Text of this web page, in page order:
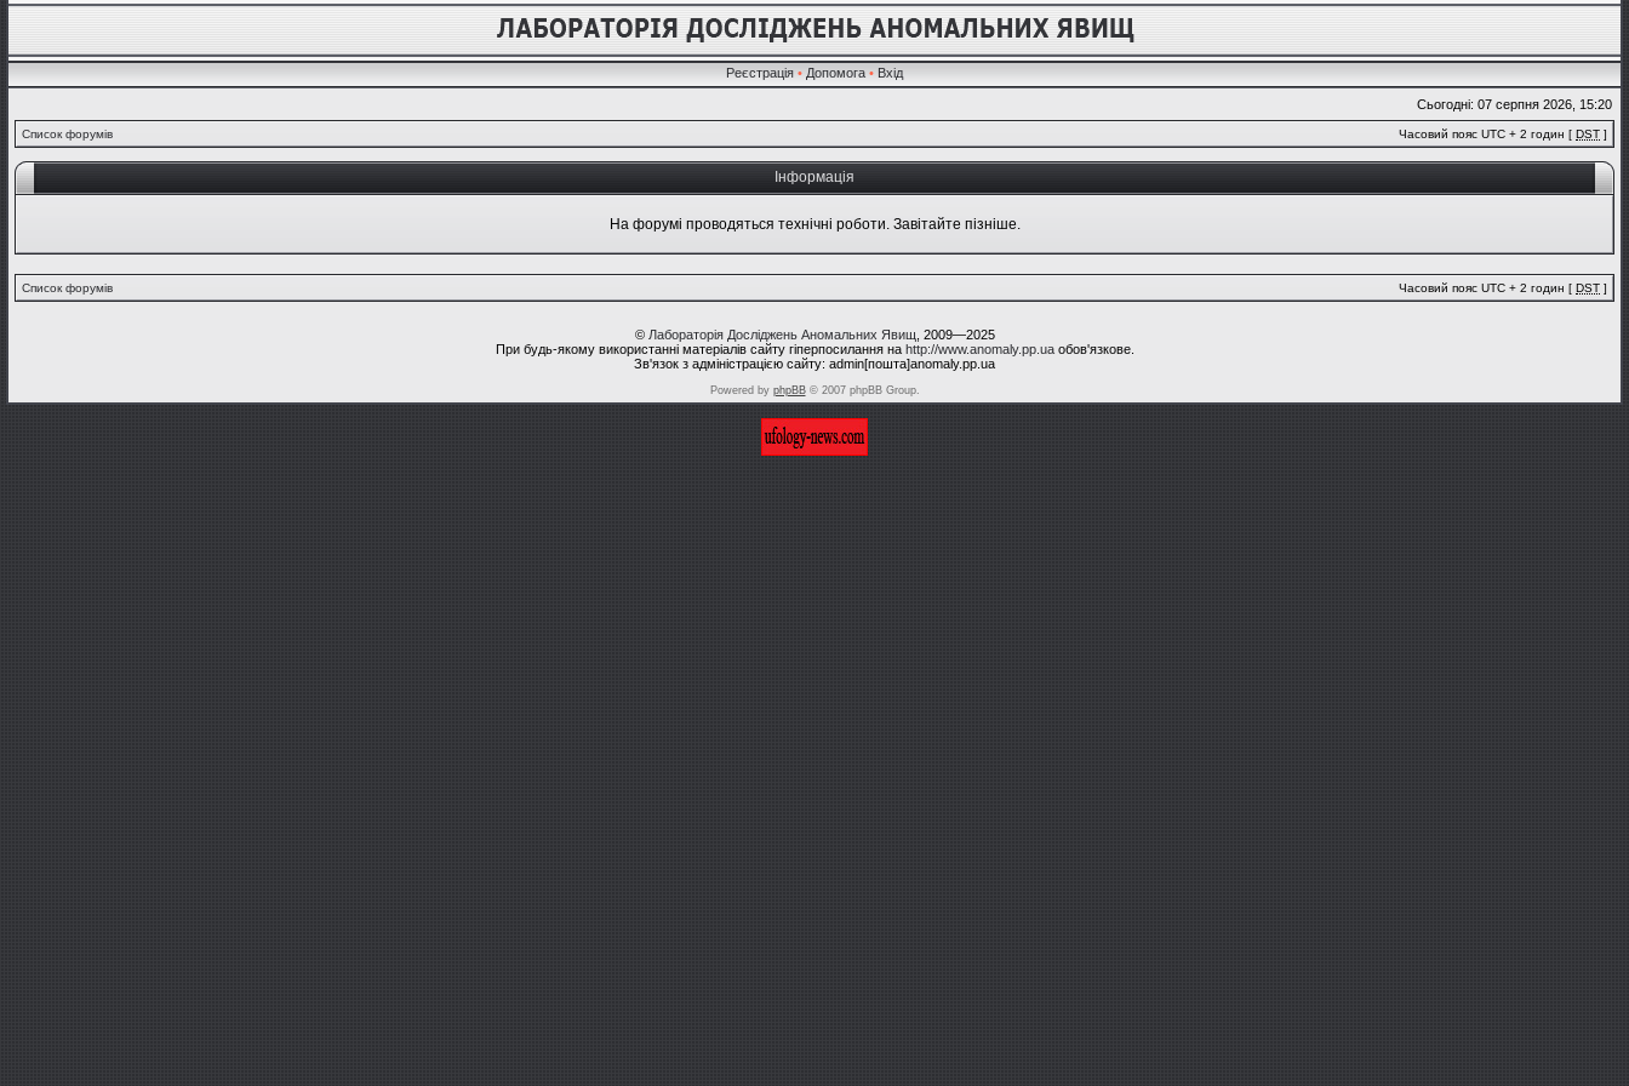
Реєстрація • Допомога • Вхід
Сьогодні: 07 серпня 2026, 15:20
Список форумів Часовий пояс UTC + 2 годин [ DST ]
Інформація
На форумі проводяться технічні роботи. Завітайте пізніше.
Список форумів Часовий пояс UTC + 2 годин [ DST ]
© Лабораторія Досліджень Аномальних Явищ , 2009—2025
При будь-якому використанні матеріалів сайту гіперпосилання на http://www.anomaly.pp.uaобов'язкове.
Зв'язок з адміністрацією сайту: admin[пошта]anomaly.pp.ua
Powered by phpBB© 2007 phpBB Group.